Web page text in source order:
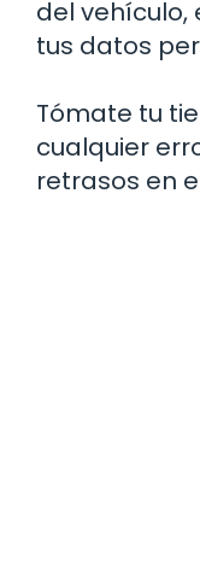
del vehículo,
tus datos
Tómate tu
cualquier
retrasos en